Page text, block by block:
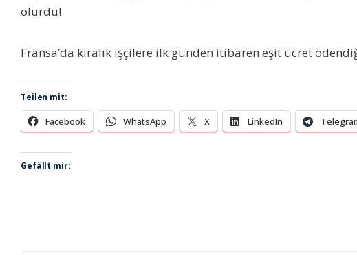
olurdu!
Fransa’da kiralık işçilere ilk günden itibaren eşit ücret
Teilen mit:
Facebook WhatsApp X LinkedIn
Gefällt mir: